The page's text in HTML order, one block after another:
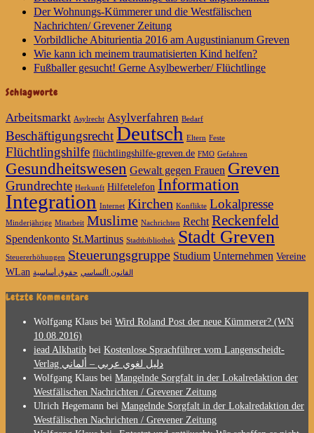
Der Wohnungs-Kümmerer und die Westfälischen
Nachrichten/ Grevener Zeitung
Vorbildliche Abiturientia 2016 am Augustinianum Greven
Wie kann ich meinem traumatisierten Kind helfen?
Fußballer gesucht! Gerne Asylbewerber/ Flüchtlinge
Schlagworte
Arbeitsmarkt Asylrecht Asylverfahren Bedarf
BeschäftigungsrechtDeutsch Eltern Feste
Flüchtlingshilfe flüchtlingshilfe-greven.de FMO Gefahren
Gesundheitswesen Gewalt gegen Frauen Greven
Grundrechte Herkunft Hilfetelefon Information
Integration Internet Kirchen Konflikte Lokalpresse
Minderjährige Mitarbeit Muslime Nachrichten Recht Reckenfeld
Spendenkonto St.Martinus Stadtbibliothek Stadt Greven
Steuererhöhungen Steuerungsgruppe Studium Unternehmen Vereine
WLan
القانون األساسي حقوق أساسية
Letzte Kommentare
Wolfgang Klaus bei Wird Roland Post der neue Kümmerer? (WN
10.08.2016)
iead Alkhatib bei Kostenlose Sprachführer vom Langenscheidt-
Verlag دليل لغوي عربي – ألماني
Wolfgang Klaus bei Mangelnde Sorgfalt in der Lokalredaktion der
Westfälischen Nachrichten / Grevener Zeitung
Ulrich Hegemann bei Mangelnde Sorgfalt in der Lokalredaktion der
Westfälischen Nachrichten / Grevener Zeitung